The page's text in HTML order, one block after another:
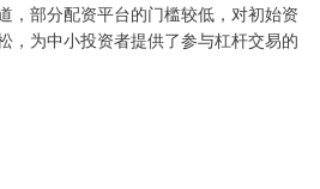
，部分配资平台的门槛较低，对初始资
，为中小投资者提供了参与杠杆交易的